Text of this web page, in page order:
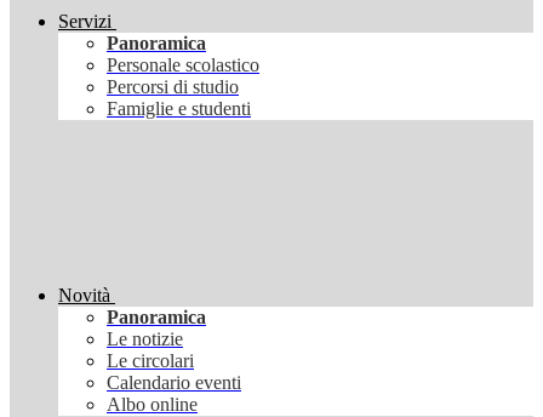
Servizi
Panoramica
Personale scolastico
Percorsi di studio
Famiglie e studenti
Novità
Panoramica
Le notizie
Le circolari
Calendario eventi
Albo online